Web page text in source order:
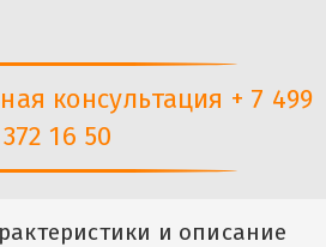
консультация + 7 499
372 16 50
и описание